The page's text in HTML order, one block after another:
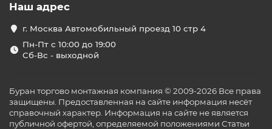
Наш адрес
г. Москва Автомобильный проезд 10 стр 4
Пн-Пт с 10:00 до 19:00
Сб-Вс - выходной
Буран торгово монтажная компания © 2009-2026 Все права
защищены. Предоставленная на сайте информация несёт
справочный характер. Информация на сайте не является
публичной офертой, определяемой положениями Статьи